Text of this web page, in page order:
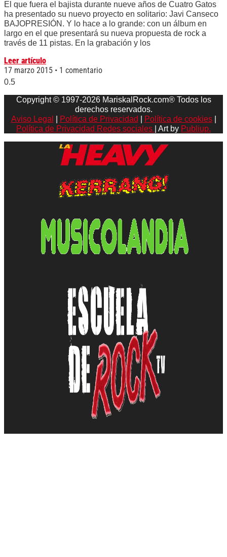
El que fuera el bajista durante nueve años de Cuatro Gatos
ha presentado su nuevo proyecto en solitario: Javi Canseco
BAJOPRESIÓN. Y lo hace a lo grande: con un álbum en
largo en el que presentará su nueva propuesta de rock a
través de 11 pistas. En la grabación y los
Leer artículo
17 marzo 2015
1 comentario
Copyright © 1997-2026 MariskalRock.com® Todos los
derechos reservados.
Aviso Legal
Política de Privacidad Política de cookies|
Política de Privacidad Redes sociales
| Art by Publiup.